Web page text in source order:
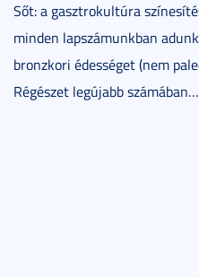
Sőt: a gasztrokultúra
minden lapszámunkban
bronzkori édességet (nem
Régészet legújabb számában…